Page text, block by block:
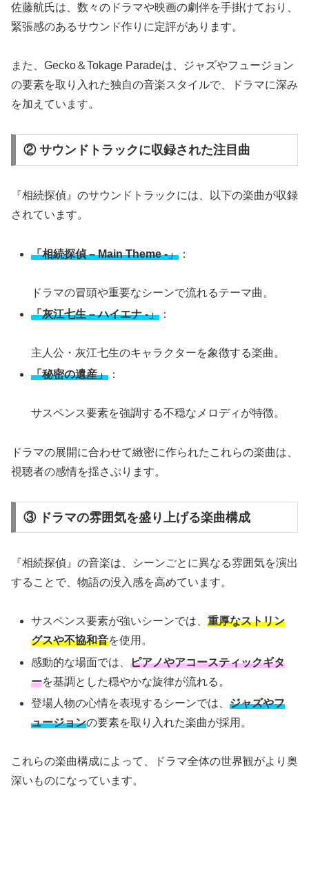
佐藤航氏は、数々のドラマや映画の劇伴を手掛けており、
緊張感のあるサウンド作りに定評があります。
また、Gecko＆Tokage Paradeは、ジャズやフュージョン
の要素を取り入れた独自の音楽スタイルで、ドラマに深み
を加えています。
② サウンドトラックに収録された注目曲
『相続探偵』のサウンドトラックには、以下の楽曲が収録
されています。
「相続探偵 – Main Theme -」 ：
ドラマの冒頭や重要なシーンで流れるテーマ曲。
「灰江七生 – ハイエナ -」 ：
主人公・灰江七生のキャラクターを象徴する楽曲。
「秘密の遺産」 ：
サスペンス要素を強調する不穏なメロディが特徴。
ドラマの展開に合わせて緻密に作られたこれらの楽曲は、
視聴者の感情を揺さぶります。
③ ドラマの雰囲気を盛り上げる楽曲構成
『相続探偵』の音楽は、シーンごとに異なる雰囲気を演出
することで、物語の没入感を高めています。
サスペンス要素が強いシーンでは、重厚なストリン
グスや不協和音を使用。
感動的な場面では、ピアノやアコースティックギタ
ーを基調とした穏やかな旋律が流れる。
登場人物の心情を表現するシーンでは、ジャズやフ
ュージョンの要素を取り入れた楽曲が採用。
これらの楽曲構成によって、ドラマ全体の世界観がより奥
深いものになっています。